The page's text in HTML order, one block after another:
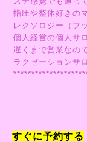
指圧や整体好きの
レクソロジー（フ
個人経営の個人サ
遅くまで営業なの
ラクゼーションサ
すぐに予約する